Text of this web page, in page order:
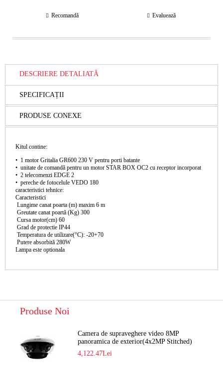
Recomandă Evaluează
DESCRIERE DETALIATĂ
SPECIFICAȚII
PRODUSE CONEXE
Kitul contine:
• 1 motor Gritalia GR600 230 V pentru porti batante
• unitate de comandă pentru un motor STAR BOX OC2 cu receptor incorporat
• 2 telecomenzi EDGE 2
• pereche de fotocelule VEDO 180
caracteristici tehnice:
Caracteristici
Lungime canat poarta (m) maxim 6 m
Greutate canat poartă (Kg) 300
Cursa motor(cm) 60
Grad de protectie IP44
Temperatura de utilizare(°C): -20+70
Putere absorbită 280W
Lampa este optionala
Produse Noi
Camera de supraveghere video 8MP
panoramica de exterior(4x2MP Stitched)
Navaio NGC-7482PR
4,122.47Lei